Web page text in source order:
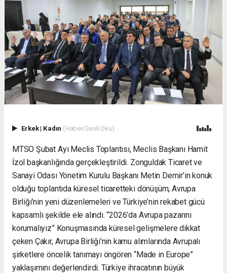
Erkek| Kadın (Haberi Sesli Oku)
MTSO Şubat Ayı Meclis Toplantısı, Meclis Başkanı Hamit
İzol başkanlığında gerçekleştirildi. Zonguldak Ticaret ve
Sanayi Odası Yönetim Kurulu Başkanı Metin Demir’in konuk
olduğu toplantıda küresel ticaretteki dönüşüm, Avrupa
Birliği’nin yeni düzenlemeleri ve Türkiye’nin rekabet gücü
kapsamlı şekilde ele alındı. “2026’da Avrupa pazarını
korumalıyız” Konuşmasında küresel gelişmelere dikkat
çeken Çakır, Avrupa Birliği’nin kamu alımlarında Avrupalı
şirketlere öncelik tanımayı öngören “Made in Europe”
yaklaşımını değerlendirdi. Türkiye ihracatının büyük